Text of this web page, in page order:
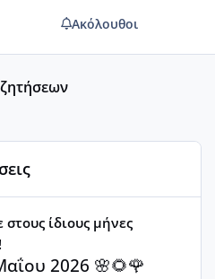
Ακόλουθοι
στους ίδιους μήνες
2026 🌸🌻🌹